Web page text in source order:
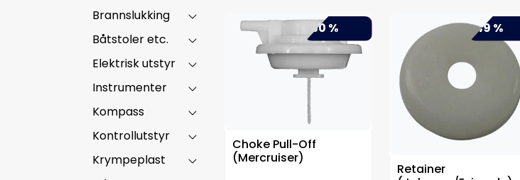
Brannslukking
Båtstoler etc.
Elektrisk utstyr
Instrumenter
Kompass
Kontrollutstyr
Krympeplast
-50 %
Choke Pull-Off
(Mercruiser)
-49 %
Retainer